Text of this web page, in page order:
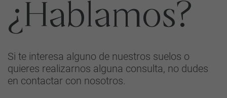
¿Hablamos?
Si te interesa alguno de nuestros suelos o
quieres realizarnos alguna consulta, no dudes
en contactar con nosotros.